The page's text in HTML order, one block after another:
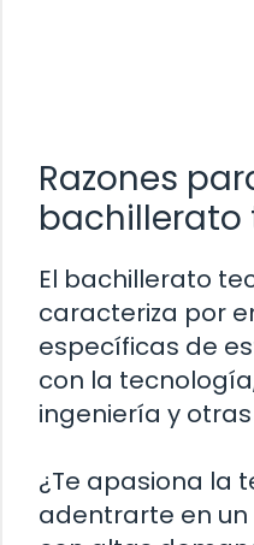
Razones
El bachillerato
caracteriza por
específicas de
con la
ingeniería y
¿Te apasiona la
adentrarte en